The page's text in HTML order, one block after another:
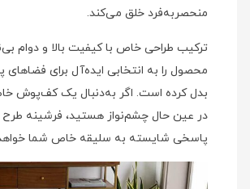
منحصربه‌فرد خلق می‌کند.
ترکیب طراحی خاص با کیفیت بالا و دوام
محصول را به انتخابی ایده‌آل برای
بدل کرده است. اگر به‌دنبال یک کف‌پوش
در عین حال چشم‌نواز هستید، فرشینه
پاسخی شایسته به سلیقه‌ خاص شما